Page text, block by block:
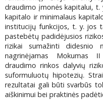
draudimo įmonės kapitalui,
kapitalo ir minimalaus
institucijų funkcijos, t. y. jos
pastebėtų padidėjusios
rizikai sumažinti didesnio
nagrinėjamas Mokumas
draudimo rinkos dalyvių
suformuluotų hipotezių.
rezultatai gali būti svarbūs
aiškinimui bei praktinės